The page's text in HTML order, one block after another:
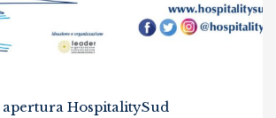
HospitalitySud